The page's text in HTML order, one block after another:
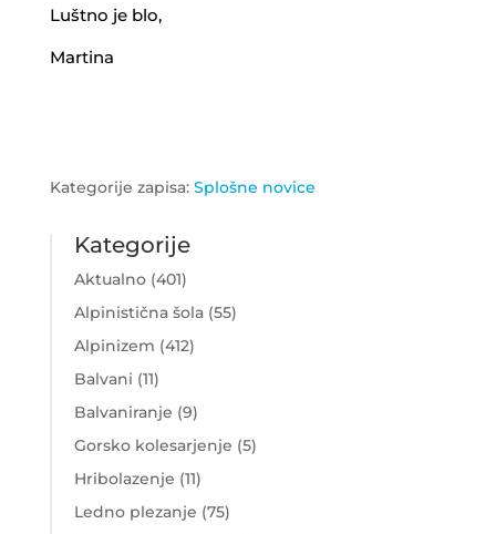
Luštno je blo,
Martina
Kategorije zapisa: Splošne novice
Kategorije
Aktualno(401)
Alpinistična šola(55)
Alpinizem (412)
Balvani (11)
Balvaniranje (9)
Gorsko kolesarjenje (5)
Hribolazenje (11)
Ledno plezanje (75)